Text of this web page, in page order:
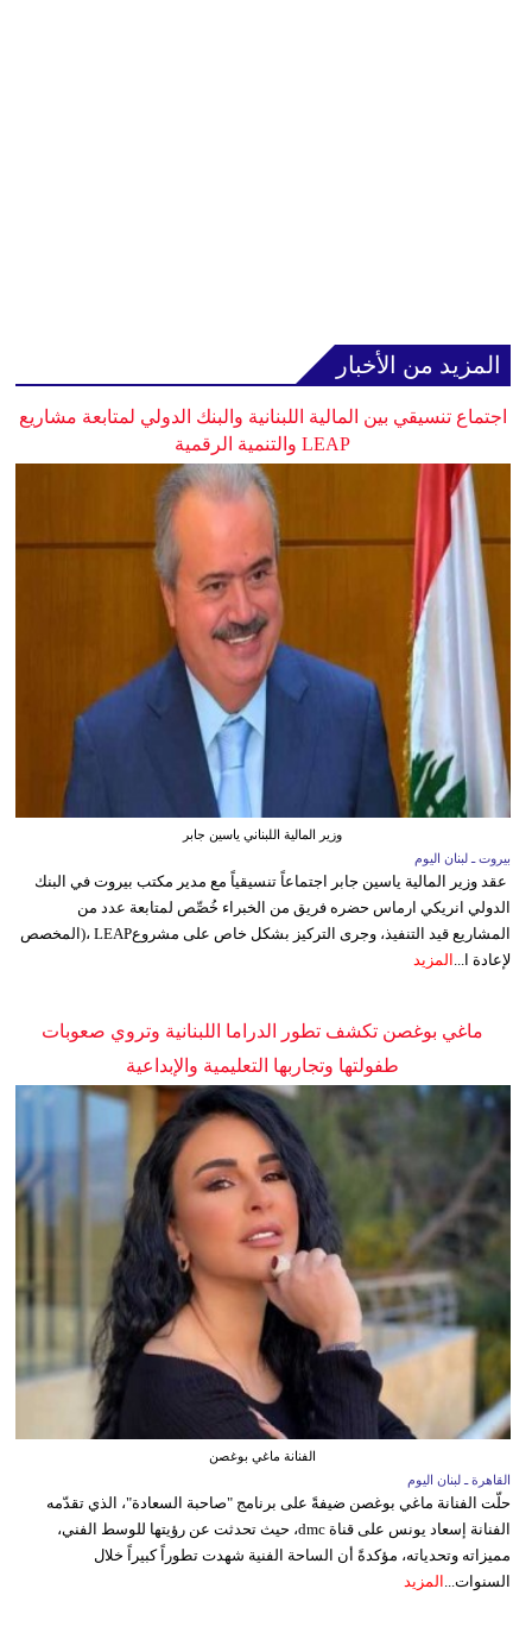
المزيد من الأخبار
اجتماع تنسيقي بين المالية اللبنانية والبنك الدولي لمتابعة مشاريع
LEAP والتنمية الرقمية
وزير المالية اللبناني ياسين جابر
بيروت ـ لبنان اليوم
عقد وزير المالية ياسين جابر اجتماعاً تنسيقياً مع مدير مكتب بيروت في البنك
الدولي انريكي ارماس حضره فريق من الخبراء خُصِّص لمتابعة عدد من
المشاريع قيد التنفيذ، وجرى التركيز بشكل خاص على مشروعLEAP ،(المخصص
لإعادة ا...
المزيد
ماغي بوغصن تكشف تطور الدراما اللبنانية وتروي صعوبات
طفولتها وتجاربها التعليمية والإبداعية
الفنانة ماغي بوغصن
القاهرة ـ لبنان اليوم
حلّت الفنانة ماغي بوغصن ضيفةً على برنامج "صاحبة السعادة"، الذي تقدّمه
الفنانة إسعاد يونس على قناة dmc، حيث تحدثت عن رؤيتها للوسط الفني،
مميزاته وتحدياته، مؤكدةً أن الساحة الفنية شهدت تطوراً كبيراً خلال
السنوات... المزيد